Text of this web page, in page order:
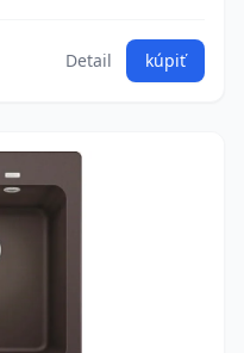
Detail kúpiť